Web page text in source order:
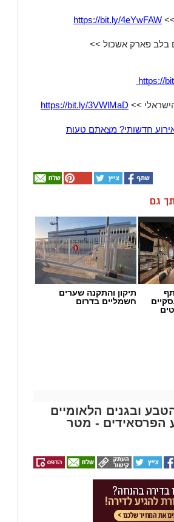
https://bit.ly/4eYwFAW
בלב פארק אשכול >>
https://
>>
https://bit.ly/3VWlMaD
חדשותי? מצאתם טעות
גם
תיקון והתקנה שערים
חשמליים בדרום
ובגנים הלאומיים
הפרסאידים - מטר